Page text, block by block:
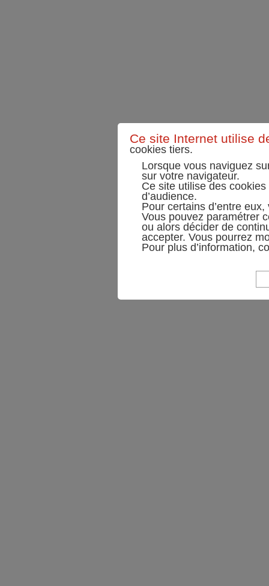
Ce site Internet utilise
cookies tiers.
Lorsque vous naviguez
sur votre navigateur.
Ce site utilise des
d’audience.
Pour certains d’entre
Vous pouvez paramétrer
ou alors décider de
accepter. Vous pourrez
Pour plus d’information,